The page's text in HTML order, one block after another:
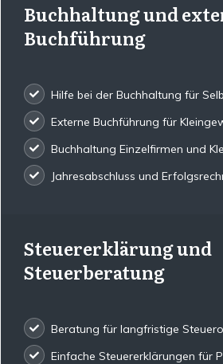
Buchhaltung und
Buchführung
Hilfe bei der Buchhaltung für
Externe Buchführung für
Buchhaltung Einzelfirmen und
Jahresabschluss und
Steuererklärung und
Steuerberatung
Beratung für langfristige
Einfache Steuererklärungen für